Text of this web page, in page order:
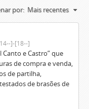
por: Mais recentes
]-[18--]
Canto e Castro” que
de compra e venda,
de partilha,
de brasões de